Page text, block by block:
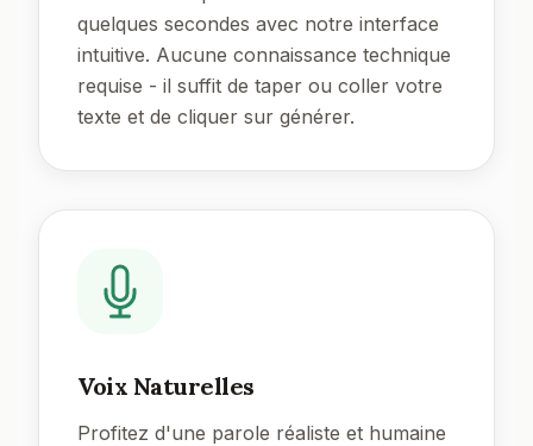
quelques secondes avec notre interface
intuitive. Aucune connaissance technique
requise - il suffit de taper ou coller votre
texte et de cliquer sur générer.
Voix Naturelles
Profitez d'une parole réaliste et humaine